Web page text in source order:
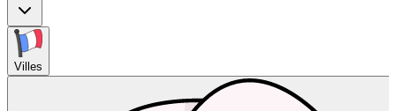
Villes